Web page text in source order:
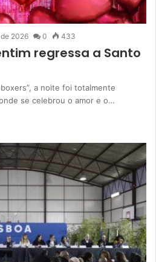
2026 0 433
regressa a Santo
a noite foi totalmente
se celebrou o amor e o…